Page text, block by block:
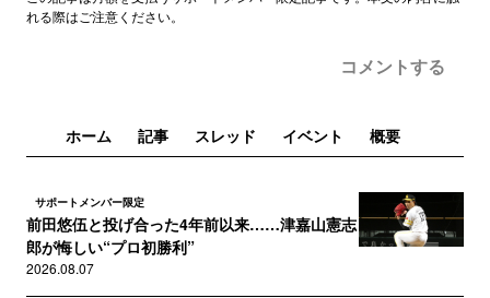
れる際はご注意ください。
コメントする
ホーム 記事 スレッド イベント 概要
サポートメンバー限定
前田悠伍と投げ合った4年前以来……津嘉山憲志
郎が悔しい“プロ初勝利”
2026.08.07